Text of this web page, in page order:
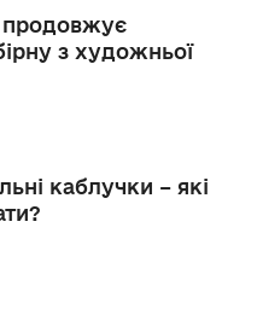
з художньої
каблучки – які